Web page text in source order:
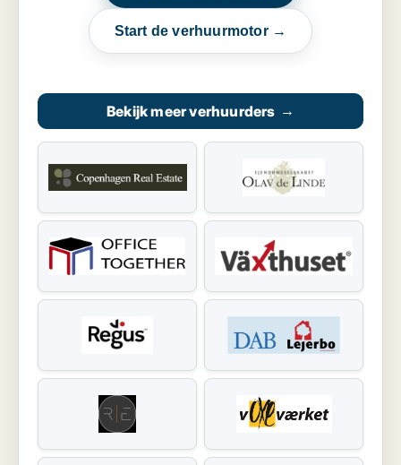
Start de verhuurmotor →
Bekijk meer verhuurders →